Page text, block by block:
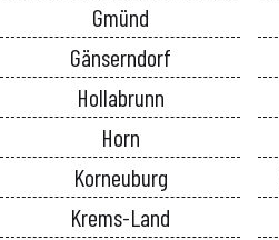
Gmünd
Gänserndorf
Hollabrunn
Horn
Korneuburg
Krems-Land